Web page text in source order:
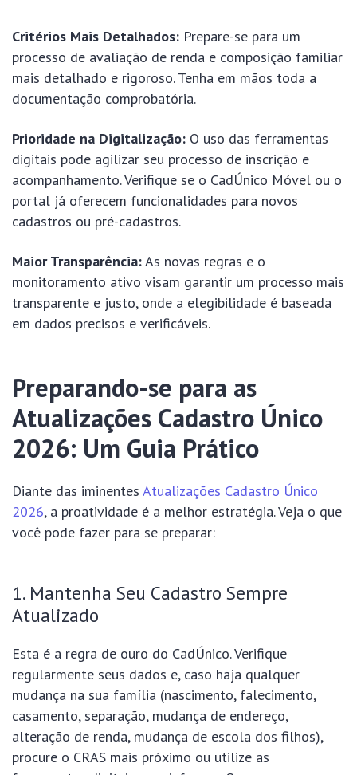
Critérios Mais Detalhados: Prepare-se para um
processo de avaliação de renda e composição familiar
mais detalhado e rigoroso. Tenha em mãos toda a
documentação comprobatória.
Prioridade na Digitalização: O uso das ferramentas
digitais pode agilizar seu processo de inscrição e
acompanhamento. Verifique se o CadÚnico Móvel ou o
portal já oferecem funcionalidades para novos
cadastros ou pré-cadastros.
Maior Transparência:As novas regras e o
monitoramento ativo visam garantir um processo mais
transparente e justo, onde a elegibilidade é baseada
em dados precisos e verificáveis.
Preparando-se para as
Atualizações Cadastro Único
2026: Um Guia Prático
Diante das iminentes Atualizações Cadastro Único
2026, a proatividade é a melhor estratégia. Veja o que
você pode fazer para se preparar:
1. Mantenha Seu Cadastro Sempre
Atualizado
Esta é a regra de ouro do CadÚnico. Verifique
regularmente seus dados e, caso haja qualquer
mudança na sua família (nascimento, falecimento,
casamento, separação, mudança de endereço,
alteração de renda, mudança de escola dos filhos),
procure o CRAS mais próximo ou utilize as